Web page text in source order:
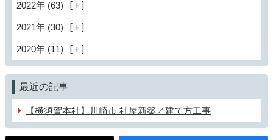
2022年 (63)
2021年 (30)
2020年 (11)
最近の記事
【横須賀本社】川崎市 社屋新築／建て方工事